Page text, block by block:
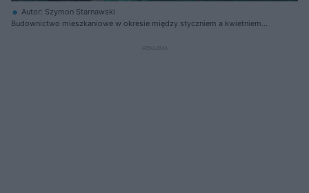
Autor: Szymon Starnawski
Budownictwo mieszkaniowe w okresie między styczniem a kwietniem